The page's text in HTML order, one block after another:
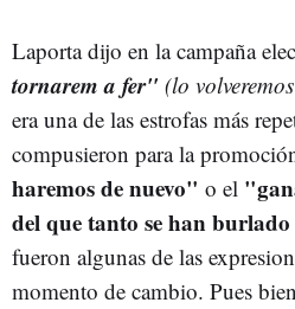
Laporta dijo en la campaña
tornarem a fer" (lo
era una de las estrofas más
compusieron para la
haremos de nuevo" o el
del que tanto se han
fueron algunas de las
momento de cambio. Pues